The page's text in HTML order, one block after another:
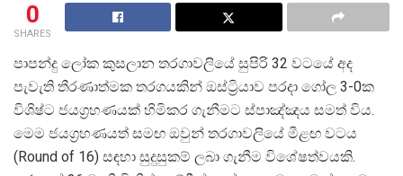
0
SHARES
පාපන්දු ලෝක කුසලාන තරගාවලියේ සුපිරි 32 වටයේ අද
පැවැති තීරණාත්මක තරගයකින් ඔස්ට්රියාව පරදා ගෝල 3-0ක
විශිෂ්ට ජයග්රහණයක් හිමිකර ගැනීමට ස්පාඤ්ඤය සමත් විය.
මෙම ජයග්රහණයත් සමඟ ඔවුන් තරගාවලියේ මීළඟ වටය
(Round of 16) සඳහා සුදුසුකම් ලබා ගැනීම විශේෂත්වයකි.